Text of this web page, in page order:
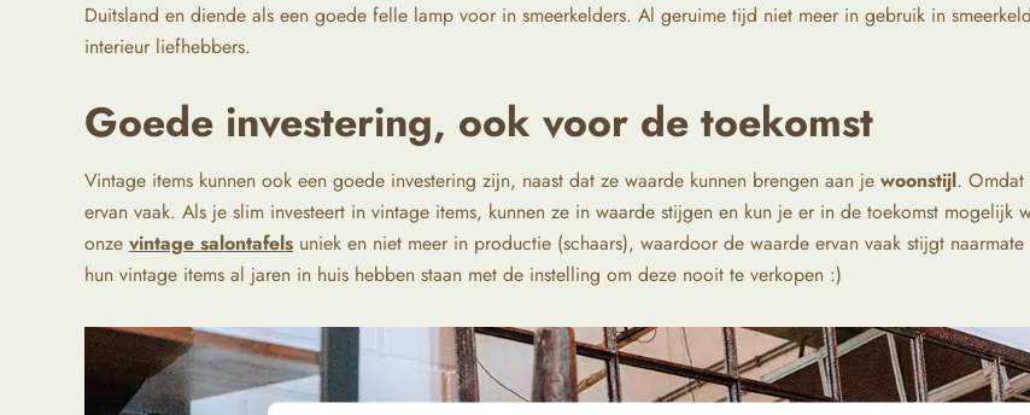
Duitsland en diende als een goede felle lamp voor in smeerkelders. Al geruime tijd niet meer in gebruik in
interieur liefhebbers.
Goede investering, ook voor de toekomst
Vintage items kunnen ook een goede investering zijn, naast dat ze waarde kunnen brengen aan je woonstijl. Omdat
ervan vaak. Als je slim investeert in vintage items, kunnen ze in waarde stijgen en kun je er in de toekomst mogelijk
onze vintage salontafels uniek en niet meer in productie (schaars), waardoor de waarde ervan vaak stijgt
hun vintage items al jaren in huis hebben staan met de instelling om deze nooit te verkopen :)